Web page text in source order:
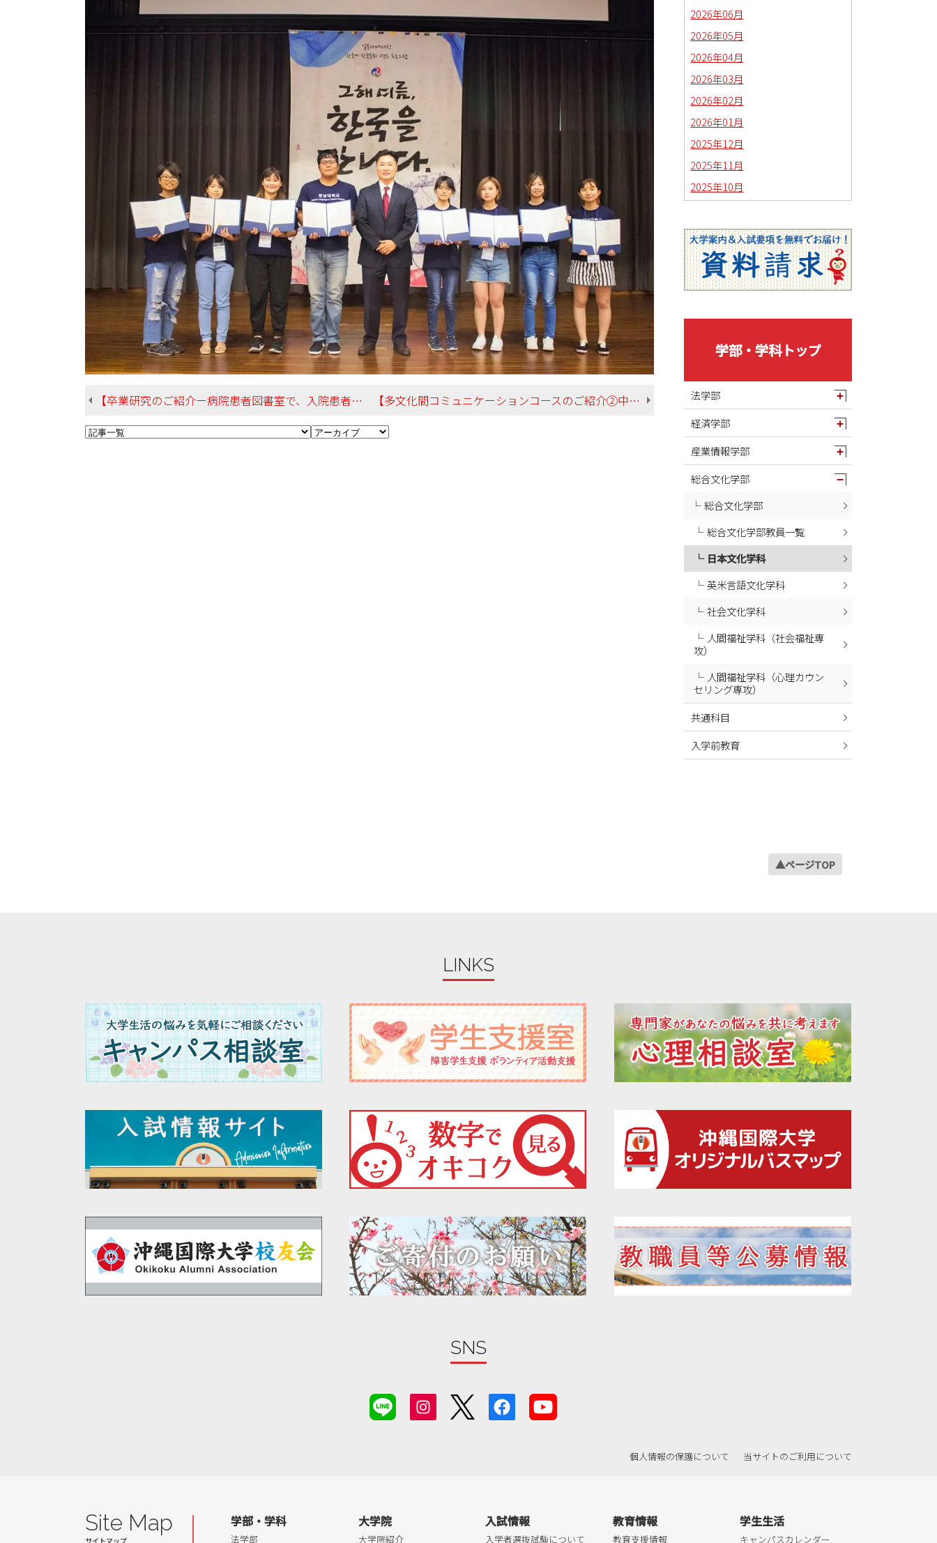
【卒業研究のご紹介ー病院患者図書室で、入院患者とその家族の方へニーズ調査を実施しました！】 【多文化間コミュニケーションコースのご紹介②中国の天津外国語大学に行ってきました！】
2026年06月
2026年05月
2026年04月
2026年03月
2026年02月
2026年01月
2025年12月
2025年11月
2025年10月
2025年08月
2025年07月
2025年06月
2025年05月
2025年04月
2025年02月
2025年01月
2024年12月
2024年11月
2024年10月
2024年09月
2024年07月
2024年06月
2024年05月
2024年04月
2024年02月
2024年01月
2023年11月
2023年10月
2023年09月
2023年08月
2022年08月
2022年07月
2022年06月
2022年05月
2022年02月
2022年01月
2021年10月
2021年09月
2021年08月
2021年07月
2020年11月
2020年08月
学部・学科トップ
法学部
経済学部
産業情報学部
総合文化学部
総合文化学部
総合文化学部教員一覧
日本文化学科
英米言語文化学科
社会文化学科
人間福祉学科（社会福祉専
攻）
人間福祉学科（心理カウン
セリング専攻）
共通科目
入学前教育
▲ページTOP
LINKS
SNS
個人情報の保護について 当サイトのご利用について
Site Map 学部・学科
法学部
大学院
大学院紹介
入試情報
入学者選抜試験について
教育情報
教育支援情報
学生生活
キャンパスカレンダー